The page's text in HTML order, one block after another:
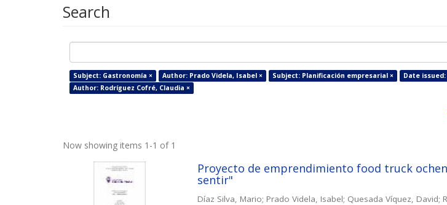
Search
Subject: Gastronomía × Author: Prado Videla, Isabel × Subject: Planificación empresarial ×
Date issued:
Author: Rodríguez Cofré, Claudia ×
Now showing items 1-1 of 1
Proyecto de emprendimiento food truck
sentir"
Díaz Silva, Mario; Prado Videla, Isabel; Quesada Víquez, David;